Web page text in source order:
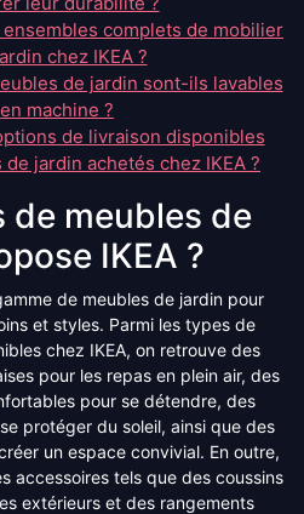
complets de mobilier
chez IKEA ?
de jardin sont-ils lavables
en machine ?
de livraison disponibles
jardin achetés chez IKEA ?
de meubles de
IKEA ?
de meubles de jardin pour
et styles. Parmi les types de
chez IKEA, on retrouve des
pour les repas en plein air, des
pour se détendre, des
protéger du soleil, ainsi que des
un espace convivial. En outre,
accessoires tels que des coussins
extérieurs et des rangements